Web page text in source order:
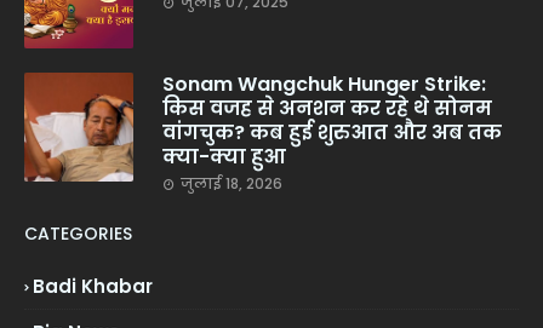
Sonam Wangchuk Hunger Strike:
किस वजह से अनशन कर रहे थे सोनम
वांगचुक? कब हुई शुरुआत और अब तक
क्या-क्या हुआ
जुलाई 18, 2026
CATEGORIES
Badi Khabar